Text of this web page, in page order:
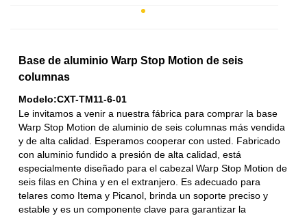
Base de aluminio Warp Stop Motion de seis
columnas
Modelo:CXT-TM11-6-01
Le invitamos a venir a nuestra fábrica para comprar la base
Warp Stop Motion de aluminio de seis columnas más vendida
y de alta calidad. Esperamos cooperar con usted. Fabricado
con aluminio fundido a presión de alta calidad, está
especialmente diseñado para el cabezal Warp Stop Motion de
seis filas en China y en el extranjero. Es adecuado para
telares como Itema y Picanol, brinda un soporte preciso y
estable y es un componente clave para garantizar la